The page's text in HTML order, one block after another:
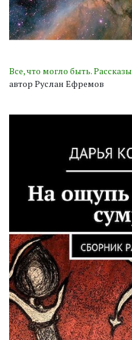
Все, что могло быть. Рассказы
автор Руслан Ефремов